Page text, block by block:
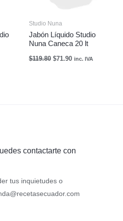
Studio Nuna
Jabón Líquido Studio
Nuna Caneca 20 lt
$119.80 $71.90 inc. IVA
contactarte con
tus inquietudes o